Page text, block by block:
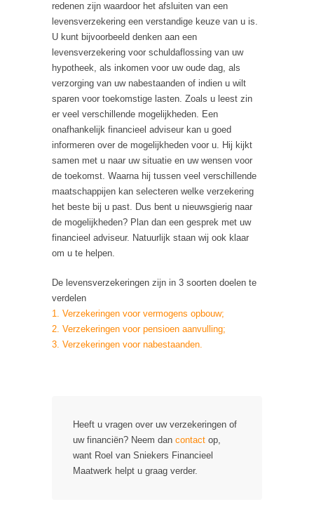
redenen zijn waardoor het afsluiten van een
levensverzekering een verstandige keuze van u is.
U kunt bijvoorbeeld denken aan een
levensverzekering voor schuldaflossing van uw
hypotheek, als inkomen voor uw oude dag, als
verzorging van uw nabestaanden of indien u wilt
sparen voor toekomstige lasten. Zoals u leest zin
er veel verschillende mogelijkheden. Een
onafhankelijk financieel adviseur kan u goed
informeren over de mogelijkheden voor u. Hij kijkt
samen met u naar uw situatie en uw wensen voor
de toekomst. Waarna hij tussen veel verschillende
maatschappijen kan selecteren welke verzekering
het beste bij u past. Dus bent u nieuwsgierig naar
de mogelijkheden? Plan dan een gesprek met uw
financieel adviseur. Natuurlijk staan wij ook klaar
om u te helpen.
De levensverzekeringen zijn in 3 soorten doelen te
verdelen
1. Verzekeringen voor vermogens opbouw;
2. Verzekeringen voor pensioen aanvulling;
3. Verzekeringen voor nabestaanden.
Heeft u vragen over uw verzekeringen of
uw financiën? Neem dan contact op,
want Roel van Sniekers Financieel
Maatwerk helpt u graag verder.